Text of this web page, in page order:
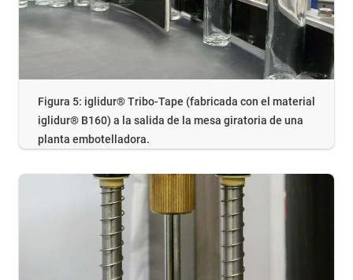
Figura 5: iglidur® Tribo-Tape (fabricada con el material
iglidur® B160) a la salida de la mesa giratoria de una
planta embotelladora.